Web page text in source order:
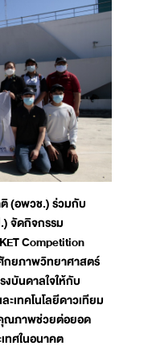
(อพวช.) ร่วมกับ
จัดกิจกรรม
Competition
กยภาพวิทยาศาสตร์
งบันดาลใจให้กับ
ะเทคโนโลยีดาวเทียม
ณภาพช่วยต่อยอด
ทศในอนาคต